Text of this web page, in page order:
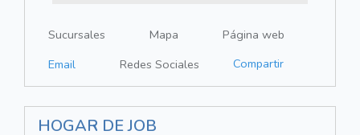
Sucursales Mapa
Página web
Email
Redes Sociales Compartir
HOGAR DE JOB